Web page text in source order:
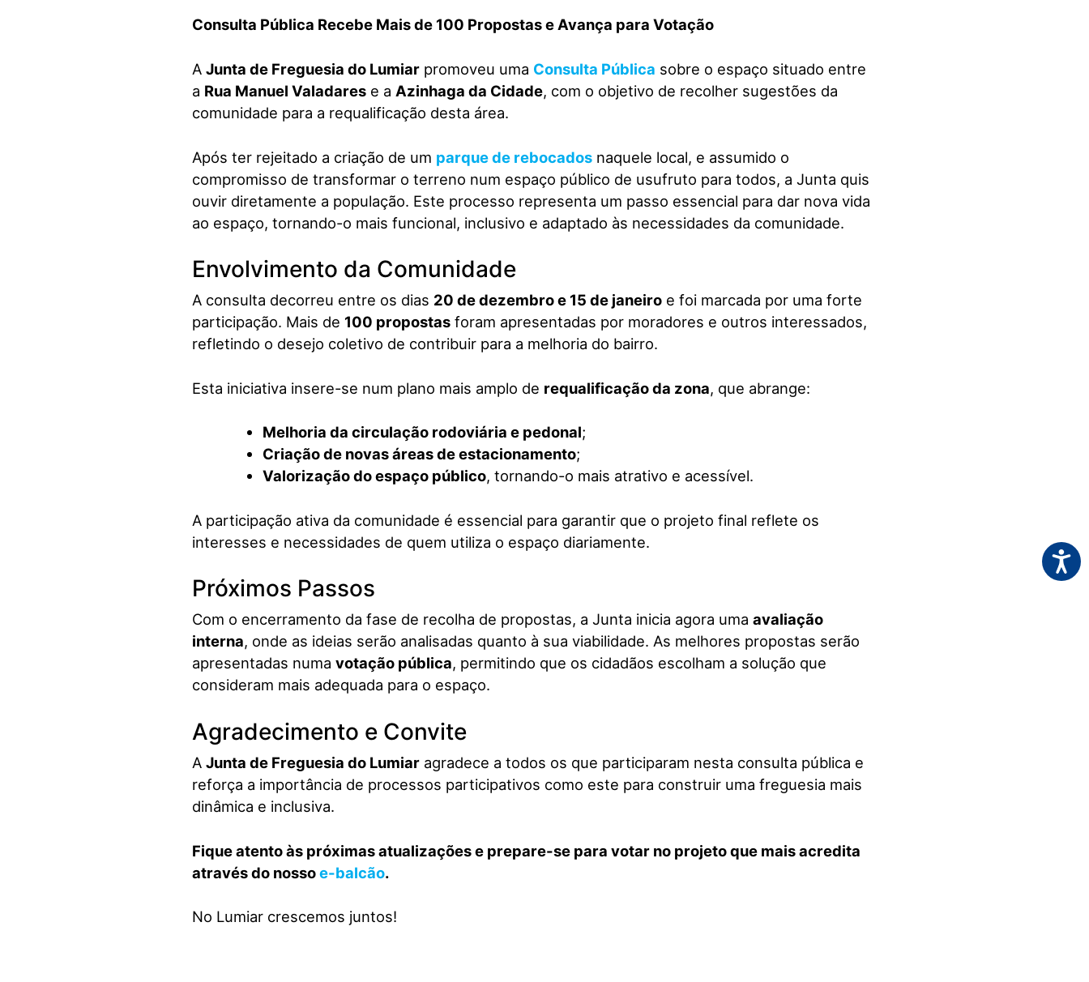
Consulta Pública Recebe Mais de 100 Propostas e Avança para Votação
A Junta de Freguesia do Lumiar promoveu uma Consulta Pública sobre o espaço situado entre
a Rua Manuel Valadares e a Azinhaga da Cidade, com o objetivo de recolher sugestões da
comunidade para a requalificação desta área.
Após ter rejeitado a criação de um parque de rebocados naquele local, e assumido o
compromisso de transformar o terreno num espaço público de usufruto para todos, a Junta quis
ouvir diretamente a população. Este processo representa um passo essencial para dar nova vida
ao espaço, tornando-o mais funcional, inclusivo e adaptado às necessidades da comunidade.
Envolvimento da Comunidade
A consulta decorreu entre os dias 20 de dezembro e 15 de janeiro e foi marcada por uma forte
participação. Mais de 100 propostas foram apresentadas por moradores e outros interessados,
refletindo o desejo coletivo de contribuir para a melhoria do bairro.
Esta iniciativa insere-se num plano mais amplo de requalificação da zona, que abrange:
Melhoria da circulação rodoviária e pedonal;
Criação de novas áreas de estacionamento;
Valorização do espaço público, tornando-o mais atrativo e acessível.
A participação ativa da comunidade é essencial para garantir que o projeto final reflete os
interesses e necessidades de quem utiliza o espaço diariamente.
Próximos Passos
Com o encerramento da fase de recolha de propostas, a Junta inicia agora uma avaliação
interna, onde as ideias serão analisadas quanto à sua viabilidade. As melhores propostas serão
apresentadas numa votação pública, permitindo que os cidadãos escolham a solução que
consideram mais adequada para o espaço.
Agradecimento e Convite
A Junta de Freguesia do Lumiar agradece a todos os que participaram nesta consulta pública e
reforça a importância de processos participativos como este para construir uma freguesia mais
dinâmica e inclusiva.
Fique atento às próximas atualizações e prepare-se para votar no projeto que mais acredita
através do nossoe-balcão.
No Lumiar crescemos juntos!